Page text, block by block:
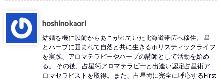
hoshinokaori
結婚を機に以前からあこがれていた北海道帯広へ移住。 星
とハーブに囲まれて自然と共に生きるホリスティックライフ
を実践、アロマテラピーやハーブの講師として活動を始め
る。 その後、占星術アロマテラピーと出逢い認定占星術ア
ロマセラピストを取得。 また、占星術に完全に呼応するFirst